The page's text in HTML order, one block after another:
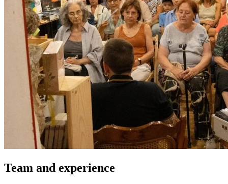
Team and experience